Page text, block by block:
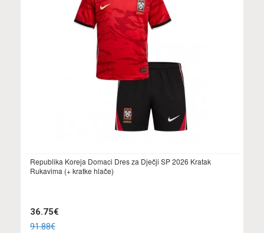
Republika Koreja Domaci Dres za Dječji SP 2026 Kratak
Rukavima (+ kratke hlače)
36.75€
91.88€